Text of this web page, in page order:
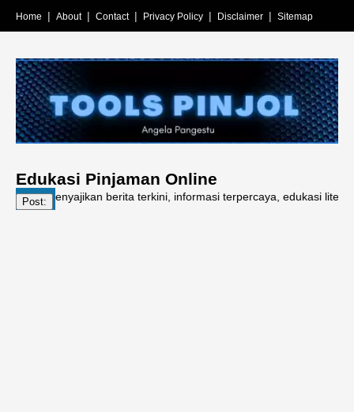
Home About Contact Privacy Policy Disclaimer Sitemap
Edukasi Pinjaman Online
Post: berita terkini, informasi terpercaya, edukasi literasi